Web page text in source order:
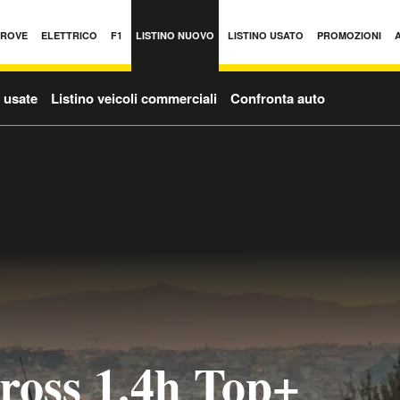
ELETTRICO F1 LISTINO NUOVO LISTINO USATO PROMOZIONI
Listino veicoli commerciali Confronta auto
1.4h Top+